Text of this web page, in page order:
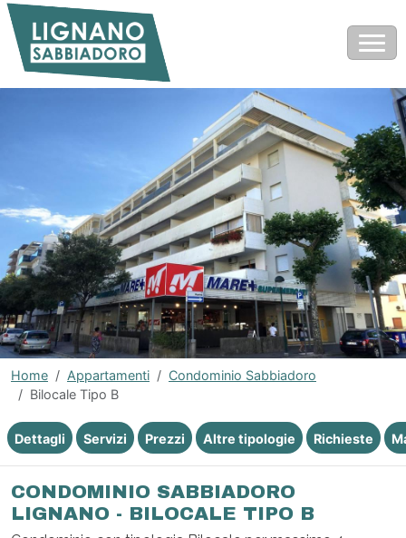
Home Appartamenti
Condominio Sabbiadoro
Bilocale Tipo B
CONDOMINIO SABBIADORO
LIGNANO - BILOCALE TIPO B
Dettagli Servizi Prezzi Altre tipologie Richieste